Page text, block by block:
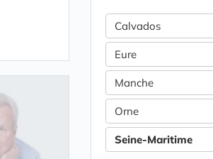
Calvados
Eure
Manche
Orne
Seine-Maritime